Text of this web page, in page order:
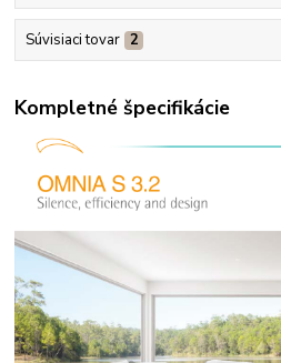
Súvisiaci tovar 2
Kompletné špecifikácie